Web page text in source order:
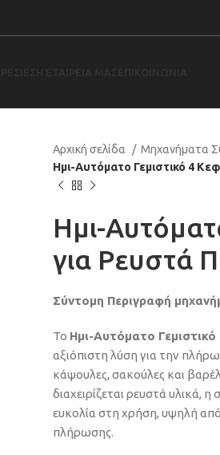
Αρχική σελίδα Μηχανήματα
Ημι-Αυτόματο Γεμιστικό 4
Ημι-
για Ρευστά
Σύντομη Περιγραφή
Το Ημι-Αυτόματο
αξιόπιστη λύση για την
κάψουλες, σακούλες και
διαχειρίζεται ρευστά υλικά,
ευκολία στη χρήση, υψηλή
πλήρωσης.